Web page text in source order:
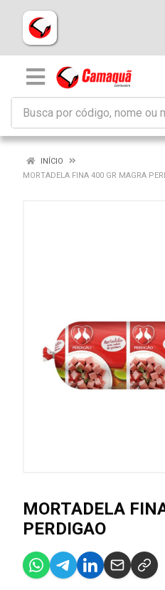
INÍCIO
MORTADELA FINA 400 GR MAGRA
MORTADELA
PERDIGAO